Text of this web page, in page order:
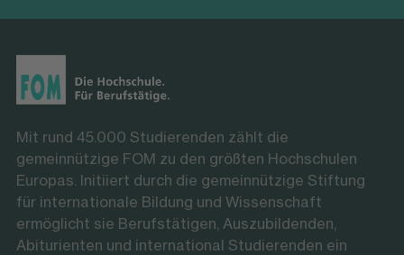
Mit rund 45.000 Studierenden zählt die
gemeinnützige FOM zu den größten Hochschulen
Europas. Initiiert durch die gemeinnützige Stiftung
für internationale Bildung und Wissenschaft
ermöglicht sie Berufstätigen, Auszubildenden,
Abiturienten und international Studierenden ein